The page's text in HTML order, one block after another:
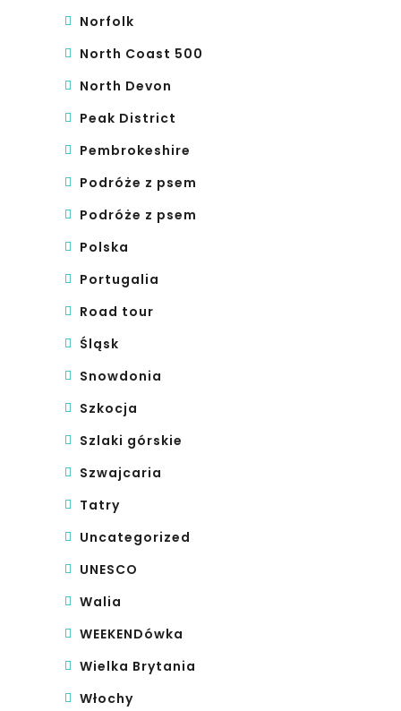
Norfolk
North Coast 500
North Devon
Peak District
Pembrokeshire
Podróże z psem
Podróże z psem
Polska
Portugalia
Road tour
Śląsk
Snowdonia
Szkocja
Szlaki górskie
Szwajcaria
Tatry
Uncategorized
UNESCO
Walia
WEEKENDówka
Wielka Brytania
Włochy